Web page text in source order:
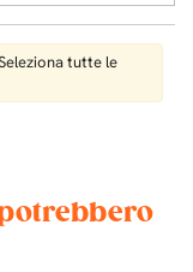
tutte le